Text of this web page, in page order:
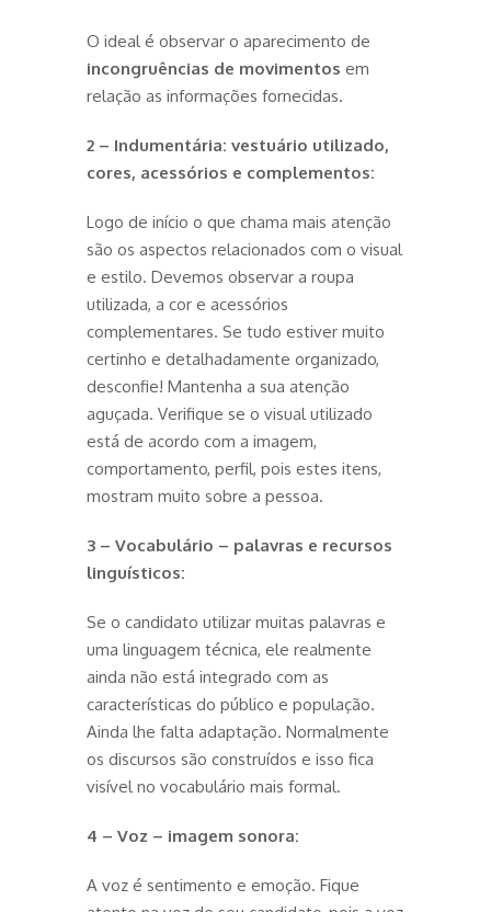
O ideal é observar o aparecimento de
incongruências de movimentos em
relação as informações fornecidas.
2 – Indumentária: vestuário utilizado,
cores, acessórios e complementos:
Logo de início o que chama mais atenção
são os aspectos relacionados com o visual
e estilo. Devemos observar a roupa
utilizada, a cor e acessórios
complementares. Se tudo estiver muito
certinho e detalhadamente organizado,
desconfie! Mantenha a sua atenção
aguçada. Verifique se o visual utilizado
está de acordo com a imagem,
comportamento, perfil, pois estes itens,
mostram muito sobre a pessoa.
3 – Vocabulário – palavras e recursos
linguísticos:
Se o candidato utilizar muitas palavras e
uma linguagem técnica, ele realmente
ainda não está integrado com as
características do público e população.
Ainda lhe falta adaptação. Normalmente
os discursos são construídos e isso fica
visível no vocabulário mais formal.
4 – Voz – imagem sonora:
A voz é sentimento e emoção. Fique